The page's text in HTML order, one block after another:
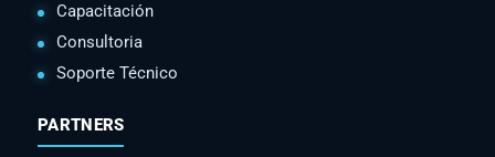
Capacitación
Consultoria
Soporte Técnico
PARTNERS